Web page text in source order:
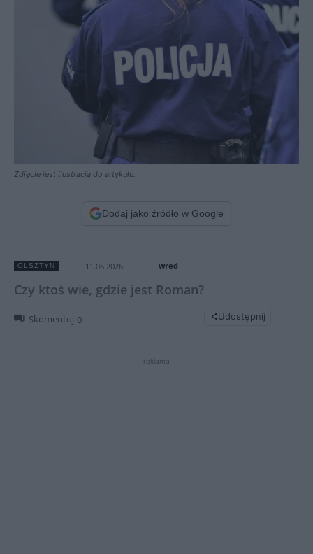
Zdjęcie jest ilustracją do artykułu.
Dodaj jako źródło w Google
OLSZTYN 11.06.2026 wred
Czy ktoś wie, gdzie jest Roman?
Skomentuj 0 Udostępnij
reklama